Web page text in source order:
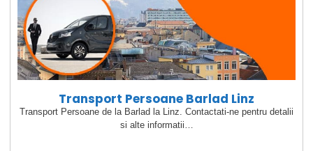
Transport Persoane Barlad Linz
Transport Persoane de la Barlad la Linz. Contactati-ne pentru detalii
si alte informatii…